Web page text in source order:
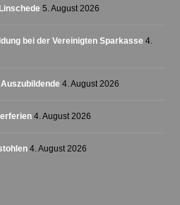
5. August 2026
bei der Vereinigten Sparkasse 4.
4. August 2026
4. August 2026
4. August 2026